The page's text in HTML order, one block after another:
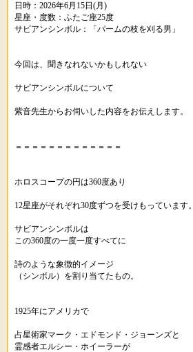
日時：2026年6月15日(月)
星座・度数：ふたご座25度
サビアンシンボル：「パームの枝を刈る男」
今回は、聞きなれないかもしれない
サビアンシンボルについて
紫音先生からお伺いした内容をお伝えします。
＝＝＝＝＝＝＝＝＝＝＝＝＝
ホロスコープの円は360度あり
12星座がそれぞれ30度ずつを受けもっています。
サビアンシンボルは
この360度の一度一度すべてに
詩のような象徴的イメージ
（シンボル）を割り当てたもの。
1925年にアメリカで
占星術家マーク・エドモンド・ジョーンズと
霊感者エルシー・ホイーラーが